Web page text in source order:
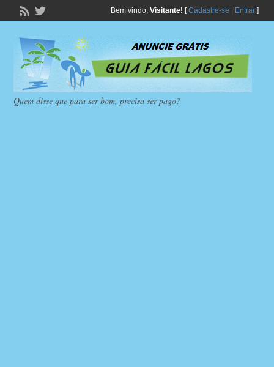
Bem vindo, Visitante! [Cadastre-se Entrar]
Quem disse que para ser bom, precisa ser pago?